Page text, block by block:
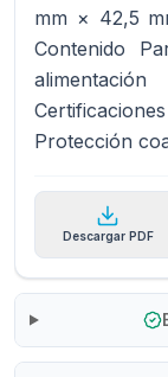
mm × 42,5
Contenido
alimentación
Protección
Descargar PDF